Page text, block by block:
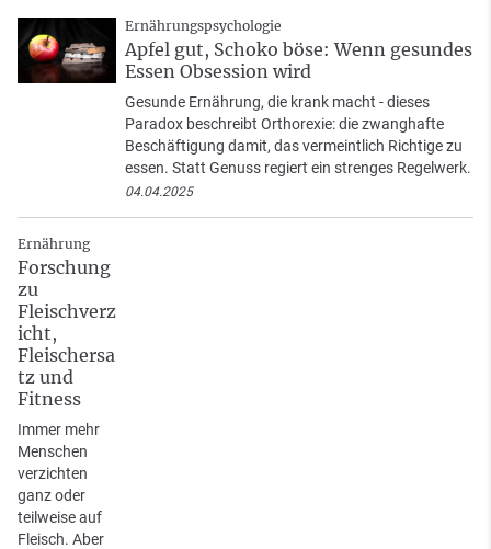
Ernährungspsychologie
Apfel gut, Schoko böse: Wenn gesundes
Essen Obsession wird
Gesunde Ernährung, die krank macht - dieses
Paradox beschreibt Orthorexie: die zwanghafte
Beschäftigung damit, das vermeintlich Richtige zu
essen. Statt Genuss regiert ein strenges Regelwerk.
04.04.2025
Ernährung
Forschung
zu
Fleischverz
icht,
Fleischersa
tz und
Fitness
Immer mehr
Menschen
verzichten
ganz oder
teilweise auf
Fleisch. Aber